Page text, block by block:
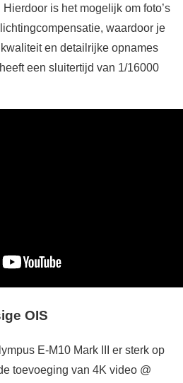
is het mogelijk om foto’s
waardoor je
en detailrijke opnames
een sluitertijd van 1/16000
OIS
E-M10 Mark III er sterk op
toevoeging van 4K video @